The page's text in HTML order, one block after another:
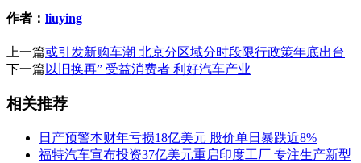
作者： liuying
上一篇或引发新购车潮 北京分区域分时段限行政策年底出台
下一篇 以旧换再” 受益消费者 利好汽车产业
相关推荐
日产预警本财年亏损18亿美元 股价单日暴跌近8%
福特汽车宣布投资37亿美元重启印度工厂 专注生产新型